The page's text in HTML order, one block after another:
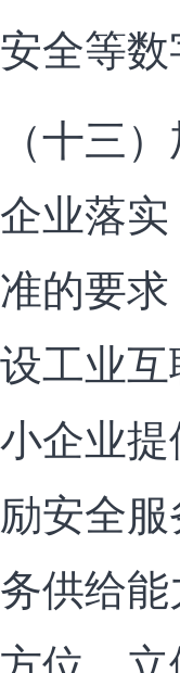
安全等
（十三
企业落
准的要
设工业
小企业
励安全
务供给